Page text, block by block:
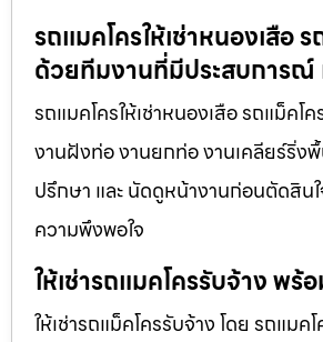
รถแมคโครให้เช่าหนองเสือ
ด้วยทีมงานที่มีประสบการณ์
รถแมคโครให้เช่าหนองเสือ รถแม็คโ
งานฝังท่อ งานยกท่อ งานเคลียร์ริ่ง
ปรึกษา และ นัดดูหน้างานก่อนตัดสิน
ความพึงพอใจ
ให้เช่ารถแมคโครรับจ้าง พ
ให้เช่ารถแม็คโครรับจ้าง โดย รถแ